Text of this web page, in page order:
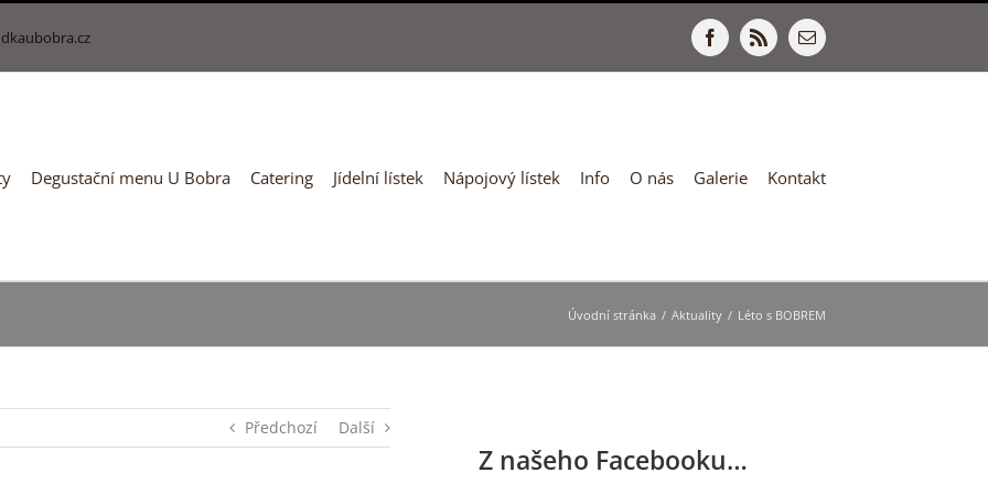
Facebook
Rss
E-
mail
Degustační menu U Bobra Catering Jídelní lístek Nápojový lístek Info O nás Galerie Kontakt
Úvodní stránka / Aktuality / Léto s BOBREM
Předchozí Další
Z našeho Facebooku…